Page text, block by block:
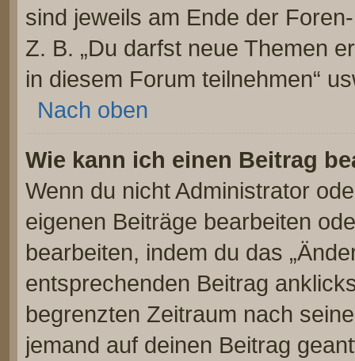
sind jeweils am Ende der
Z. B. „Du darfst neue Themen
in diesem Forum teilnehmen“
Nach oben
Wie kann ich einen Beitrag
Wenn du nicht Administrator
eigenen Beiträge bearbeiten
bearbeiten, indem du das
entsprechenden Beitrag
begrenzten Zeitraum nach
jemand auf deinen Beitrag